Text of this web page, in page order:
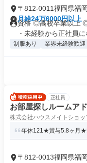
〒812-0011福岡県福
月給24万6000円以上
資格 ◎高校卒業以上
・未経験から正社員に
制服あり 業界未経験歓迎
正社員
お部屋探しルームア
株式会社ハウスメイトショッ
年休121★賞与5.8ヶ月★
〒812-0013福岡県福